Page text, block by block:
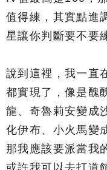
值得練，其實點進
星讓你判斷要不要
說到這裡，我一直
都實現了，像是醜
龍、奇魯莉安變成
化伊布、小火馬變
那我應該要派當我